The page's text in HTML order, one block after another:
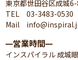
東京都世田谷区成城
TEL 03-3483-0530
Mail
━営業時間━
インスパイラル 成城